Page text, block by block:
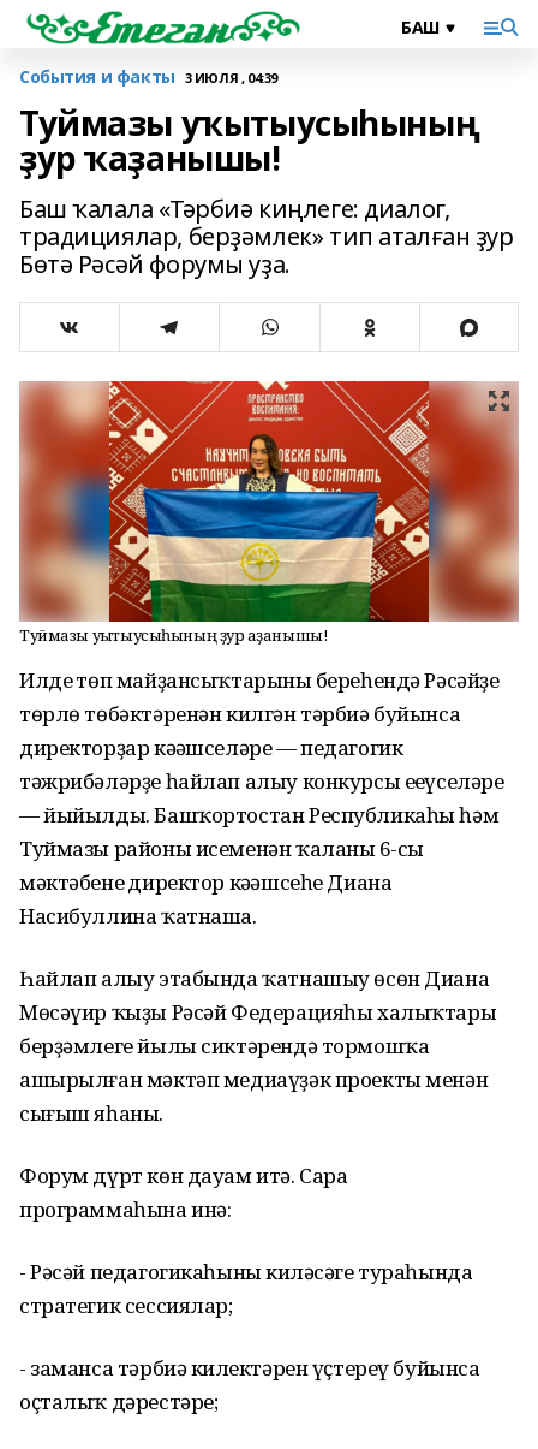
События и факты 3 ИЮЛЯ , 04:39
Туймазы уҡытыусыһының
ҙур ҡаҙанышы!
Баш ҡалала «Тәрбиә киңлеге: диалог,
традициялар, берҙәмлек» тип аталған ҙур
Бөтә Рәсәй форумы уҙа.
Туймазы уҡытыусыһының ҙур ҡаҙанышы!
Илдең төп майҙансыҡтарының береһендә Рәсәйҙең
төрлө төбәктәренән килгән тәрбиә буйынса
директорҙар кәңәшселәре — педагогик
тәжрибәләрҙе һайлап алыу конкурсы еңеүселәре
— йыйылды. Башҡортостан Республикаһы һәм
Туймазы районы исеменән ҡаланың 6-сы
мәктәбенең директор кәңәшсеһе Диана
Насибуллина ҡатнаша.
Һайлап алыу этабында ҡатнашыу өсөн Диана
Мөсәүир ҡыҙы Рәсәй Федерацияһы халыҡтары
берҙәмлеге йылы сиктәрендә тормошҡа
ашырылған мәктәп медиаүҙәк проекты менән
сығыш яһаны.
Форум дүрт көн дауам итә. Сара
программаһына инә:
- Рәсәй педагогикаһының киләсәге тураһында
стратегик сессиялар;
- заманса тәрбиә киңлектәрен үҫтереү буйынса
оҫталыҡ дәрестәре;